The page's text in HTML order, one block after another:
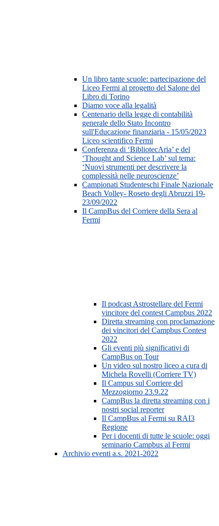
Un libro tante scuole: partecipazione del
Liceo Fermi al progetto del Salone del
Libro di Torino
Diamo voce alla legalità
Centenario della legge di contabilità
generale dello Stato Incontro
sull'Educazione finanziaria - 15/05/2023
Liceo scientifico Fermi
Conferenza di ‘BibliotecAria’ e del
‘Thought and Science Lab’ sul tema:
‘Nuovi strumenti per descrivere la
complessità nelle neuroscienze’
Campionati Studenteschi Finale Nazionale
Beach Volley- Roseto degli Abruzzi 19-
23/09/2022
Il CampBus del Corriere della Sera al
Fermi
Il podcast Astrostellare del Fermi
vincitore del contest Campbus 2022
Diretta streaming con proclamazione
dei vincitori del Campbus Contest
2022
Gli eventi più significativi di
CampBus on Tour
Un video sul nostro liceo a cura di
Michela Rovelli (Corriere TV)
Il Campus sul Corriere del
Mezzogiorno 23.9.22
CampBus la diretta streaming con i
nostri social reporter
Il CampBus al Fermi su RAI3
Regione
Per i docenti di tutte le scuole: oggi
seminario Campbus al Fermi
Archivio eventi a.s. 2021-2022